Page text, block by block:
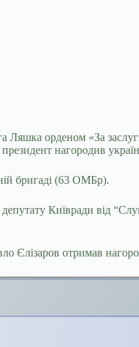
орденом «За
нагородив
бригаді (63 ОМБр).
Київради від
Єлізаров отримав